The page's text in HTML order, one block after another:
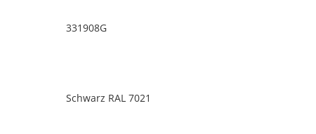
331908G
Schwarz RAL 7021